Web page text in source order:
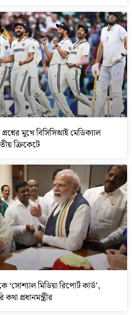
মুখে বিসিসিআই মেডিক্যাল
ক্রিকেটে
‘সোশ্যাল মিডিয়া রিপোর্ট কার্ড’,
প্রধানমন্ত্রীর